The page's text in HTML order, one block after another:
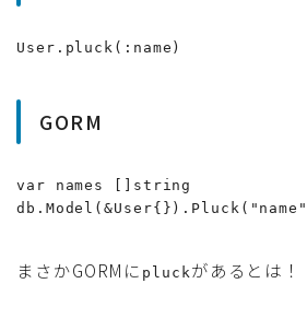
User.pluck(:name)
GORM
var names []string
まさかGORMに pluck があるとは！